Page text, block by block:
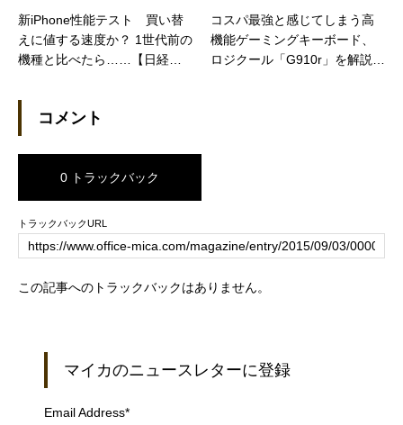
新iPhone性能テスト 買い替
えに値する速度か？ 1世代前の
機種と比べたら……【日経ト
コスパ最強と感じてしまう高
機能ゲーミングキーボード、
ロジクール「G910r」を解説
コメント
0 トラックバック
トラックバックURL
この記事へのトラックバックはありません。
マイカのニュースレターに登録
Email Address*